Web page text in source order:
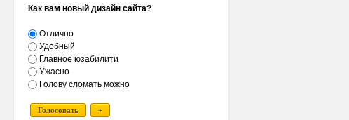
Как вам новый дизайн сайта?
Отлично
Удобный
Главное юзабилити
Ужасно
Голову сломать можно
Голосовать +